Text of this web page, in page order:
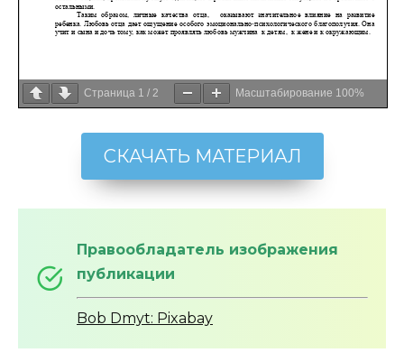
Страница 1 / 2 Масштабирование 100%
СКАЧАТЬ МАТЕРИАЛ
Правообладатель изображения
публикации
Bob Dmyt: Pixabay